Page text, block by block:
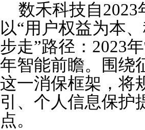
数禾科技自
以“用户权益为本
步走”路径：2023
年智能前瞻。围绕
这一消保框架，将
引、个人信息保护
点。